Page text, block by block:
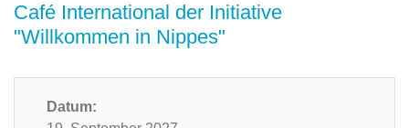
Café International der Initiative
"Willkommen in Nippes"
Datum: